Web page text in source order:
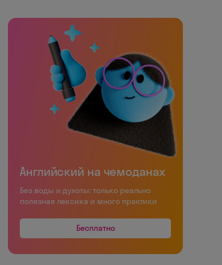
Английский на чемоданах
Без воды и духоты: только реально
полезная лексика и много практики
Бесплатно